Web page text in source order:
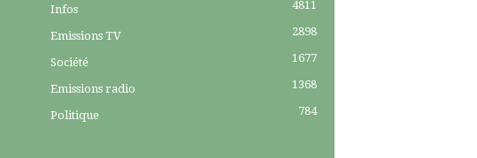
Infos 4811
Emissions TV 2898
Société 1677
Emissions radio 1368
Politique 784